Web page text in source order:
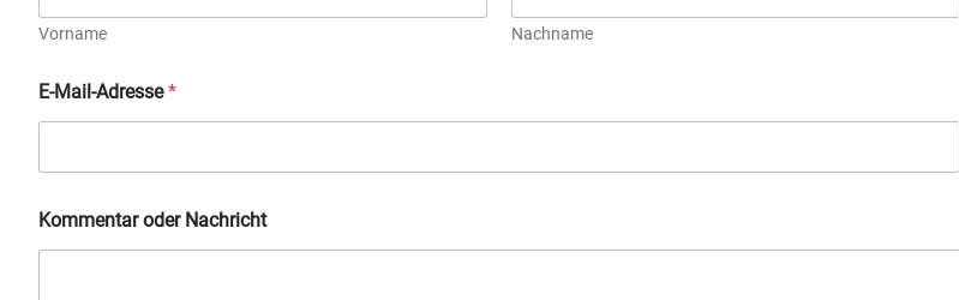
Vorname Nachname
E-Mail-Adresse*
Kommentar oder Nachricht